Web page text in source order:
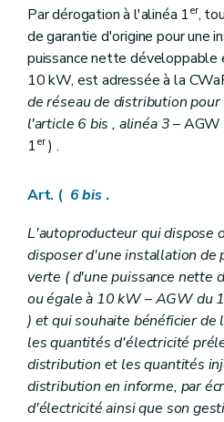
Par dérogation à l'alinéa 1er,
de garantie d'origine pour une
puissance nette développable
10 kW, est adressée à la
de réseau de distribution
l'article 6bis , alinéa 3–
1er) .
Art. ( 6bis .
L'autoproducteur qui dispose
disposer d'une installation de
verte (d'une puissance nette
ou égale à 10 kW– AGW du
) et qui souhaite bénéficier de
les quantités d'électricité
distribution et les quantités
distribution en informe, par
d'électricité ainsi que son